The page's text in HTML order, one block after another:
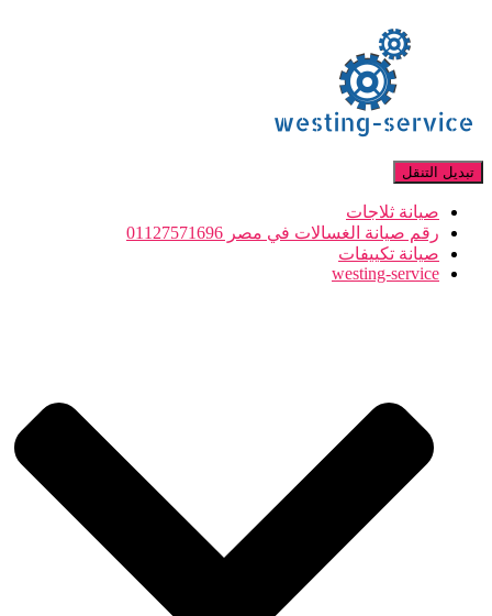
تبديل التنقل
صيانة ثلاجات
رقم صيانة الغسالات في مصر 01127571696
صيانة تكييفات
westing-service